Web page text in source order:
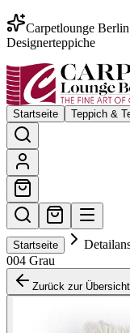
Carpetlounge
Designerteppiche
Startseite Teppich &
Startseite
004 Grau
Zurück zur Übersicht